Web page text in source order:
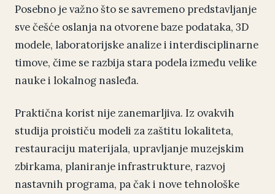
Posebno je važno što se savremeno predstavljanje
sve češće oslanja na otvorene baze podataka, 3D
modele, laboratorijske analize i interdisciplinarne
timove, čime se razbija stara podela između velike
nauke i lokalnog nasleđa.
Praktična korist nije zanemarljiva. Iz ovakvih
studija proističu modeli za zaštitu lokaliteta,
restauraciju materijala, upravljanje muzejskim
zbirkama, planiranje infrastrukture, razvoj
nastavnih programa, pa čak i nove tehnološke